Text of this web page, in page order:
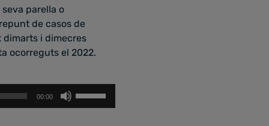
parella o
de casos de
dimarts i dimecres
ocorreguts el 2022.
00:00